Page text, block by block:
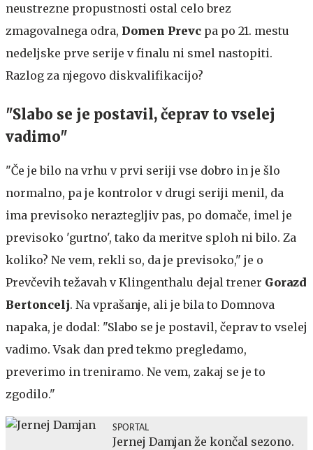
neustrezne propustnosti ostal celo brez
zmagovalnega odra, Domen Prevc pa po 21. mestu
nedeljske prve serije v finalu ni smel nastopiti.
Razlog za njegovo diskvalifikacijo?
"Slabo se je postavil, čeprav to vselej
vadimo"
"Če je bilo na vrhu v prvi seriji vse dobro in je šlo
normalno, pa je kontrolor v drugi seriji menil, da
ima previsoko neraztegljiv pas, po domače, imel je
previsoko 'gurtno', tako da meritve sploh ni bilo. Za
koliko? Ne vem, rekli so, da je previsoko," je o
Prevčevih težavah v Klingenthalu dejal trener Gorazd
Bertoncelj. Na vprašanje, ali je bila to Domnova
napaka, je dodal: "Slabo se je postavil, čeprav to vselej
vadimo. Vsak dan pred tekmo pregledamo,
preverimo in treniramo. Ne vem, zakaj se je to
zgodilo."
SPORTAL
Jernej Damjan že končal sezono.